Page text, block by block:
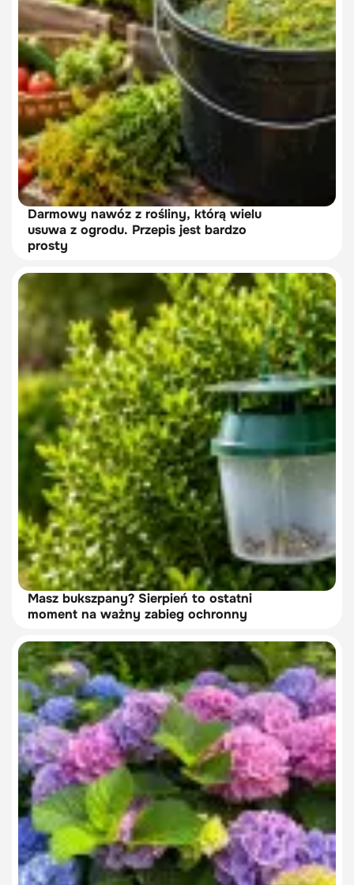
Darmowy nawóz z rośliny, którą wielu
usuwa z ogrodu. Przepis jest bardzo
prosty
Masz bukszpany? Sierpień to ostatni
moment na ważny zabieg ochronny